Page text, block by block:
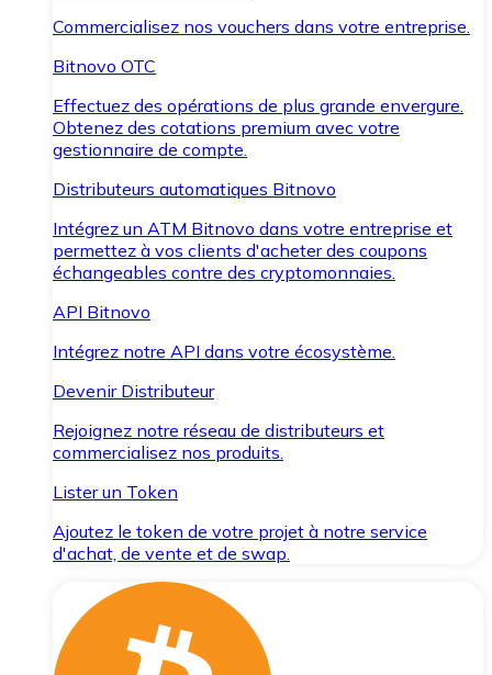
Commercialisez nos vouchers dans votre entreprise.
Bitnovo OTC
Effectuez des opérations de plus grande envergure.
Obtenez des cotations premium avec votre
gestionnaire de compte.
Distributeurs automatiques Bitnovo
Intégrez un ATM Bitnovo dans votre entreprise et
permettez à vos clients d'acheter des coupons
échangeables contre des cryptomonnaies.
API Bitnovo
Intégrez notre API dans votre écosystème.
Devenir Distributeur
Rejoignez notre réseau de distributeurs et
commercialisez nos produits.
Lister un Token
Ajoutez le token de votre projet à notre service
d'achat, de vente et de swap.